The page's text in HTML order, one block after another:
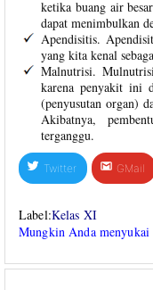
ketika buang air
dapat menimbulkan
Apendisitis.
yang kita kenal
Malnutrisi.
karena penyakit ini
(penyusutan organ)
Akibatnya,
terganggu.
Twitter GMail
Label:Kelas XI
Mungkin Anda